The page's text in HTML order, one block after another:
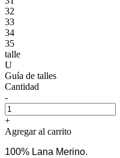
32
33
34
35
talle
U
Guía de talles
Cantidad
-
+
Agregar al carrito
100% Lana Merino.